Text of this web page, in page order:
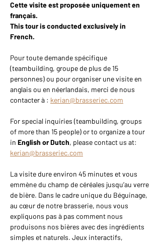
Cette visite est proposée uniquement en
français.
This tour is conducted exclusively in
French.
Pour toute demande spécifique
(teambuilding, groupe de plus de 15
personnes) ou pour organiser une visite en
anglais ou en néerlandais, merci de nous
contacter à : kerian@brasseriec.com
For special inquiries (teambuilding, groups
of more than 15 people) or to organize a tour
in English or Dutch, please contact us at:
kerian@brasseriec.com
La visite dure environ 45 minutes et vous
emmène du champ de céréales jusqu’au verre
de bière. Dans le cadre unique du Béguinage,
au cœur de notre brasserie, nous vous
expliquons pas à pas comment nous
produisons nos bières avec des ingrédients
simples et naturels. Jeux interactifs,